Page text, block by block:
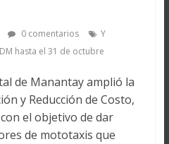
0 comentarios
Y
hasta el 31 de octubre
de Manantay amplió la
y Reducción de Costo,
el objetivo de dar
de mototaxis que